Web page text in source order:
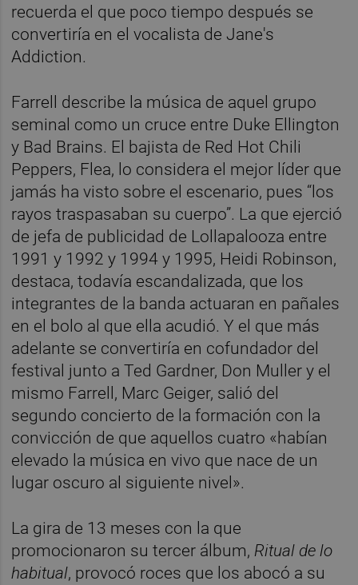
recuerda el que poco tiempo después se
convertiría en el vocalista de Jane's
Addiction.
Farrell describe la música de aquel grupo
seminal como un cruce entre Duke Ellington
y Bad Brains. El bajista de Red Hot Chili
Peppers, Flea, lo considera el mejor líder que
jamás ha visto sobre el escenario, pues “los
rayos traspasaban su cuerpo”. La que ejerció
de jefa de publicidad de Lollapalooza entre
1991 y 1992 y 1994 y 1995, Heidi Robinson,
destaca, todavía escandalizada, que los
integrantes de la banda actuaran en pañales
en el bolo al que ella acudió. Y el que más
adelante se convertiría en cofundador del
festival junto a Ted Gardner, Don Muller y el
mismo Farrell, Marc Geiger, salió del
segundo concierto de la formación con la
convicción de que aquellos cuatro «habían
elevado la música en vivo que nace de un
lugar oscuro al siguiente nivel».
La gira de 13 meses con la que
promocionaron su tercer álbum, Ritual de lo
habitual, provocó roces que los abocó a su